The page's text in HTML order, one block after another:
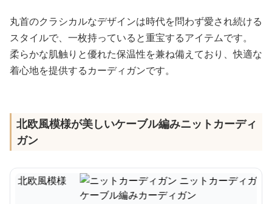
丸首のクラシカルなデザインは時代を問わず愛され続ける
スタイルで、一枚持っていると重宝するアイテムです。
柔らかな肌触りと優れた保温性を兼ね備えており、快適な
着心地を提供するカーディガンです。
北欧風模様が美しいケーブル編みニットカーディ
ガン